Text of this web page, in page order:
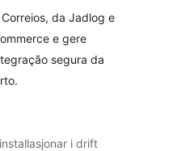
da Jadlog e
e gere
segura da
i drift